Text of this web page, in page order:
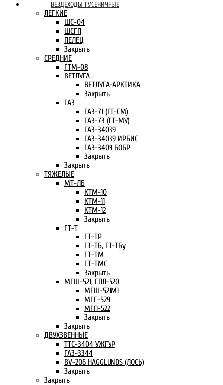
ВЕЗДЕХОДЫ ГУСЕНИЧНЫЕ
ЛЕГКИЕ
ШС-04
ШСГП
ПЕЛЕЦ
Закрыть
СРЕДНИЕ
ГТМ-08
ВЕТЛУГА
ВЕТЛУГА-АРКТИКА
Закрыть
ГАЗ
ГАЗ-71 (ГТ-СМ)
ГАЗ-73 (ГТ-МУ)
ГАЗ-34039
ГАЗ-34039 ИРБИС
ГАЗ-3409 БОБР
Закрыть
Закрыть
ТЯЖЕЛЫЕ
МТ-ЛБ
КТМ-10
КТМ-11
КТМ-12
Закрыть
ГТ-Т
ГТ-ТР
ГТ-ТБ, ГТ-ТБу
ГТ-ТМ
ГТ-ТМС
Закрыть
МГШ-521, ГПЛ-520
МГШ-521М1
МГГ-529
МГП-522
Закрыть
Закрыть
ДВУХЗВЕННЫЕ
ТТС-3404 УЖГУР
ГАЗ-3344
BV-206 HAGGLUNDS (ЛОСЬ)
Закрыть
Закрыть